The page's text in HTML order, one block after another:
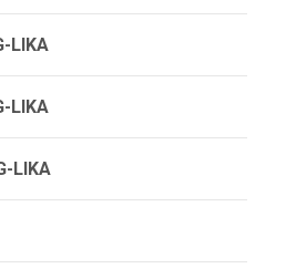
LIKA
LIKA
LIKA